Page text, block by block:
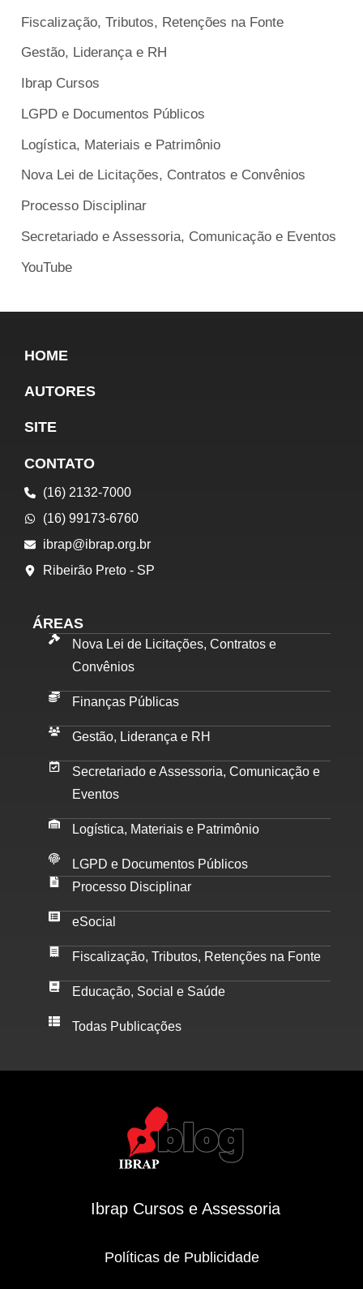
Fiscalização, Tributos, Retenções na Fonte
Gestão, Liderança e RH
Ibrap Cursos
LGPD e Documentos Públicos
Logística, Materiais e Patrimônio
Nova Lei de Licitações, Contratos e Convênios
Processo Disciplinar
Secretariado e Assessoria, Comunicação e Eventos
YouTube
HOME
AUTORES
SITE
CONTATO
(16) 2132-7000
(16) 99173-6760
ibrap@ibrap.org.br
Ribeirão Preto - SP
ÁREAS
Nova Lei de Licitações, Contratos e
Convênios
Finanças Públicas
Gestão, Liderança e RH
Secretariado e Assessoria, Comunicação e
Eventos
Logística, Materiais e Patrimônio
LGPD e Documentos Públicos
Processo Disciplinar
eSocial
Fiscalização, Tributos, Retenções na Fonte
Educação, Social e Saúde
Todas Publicações
Ibrap Cursos e Assessoria
Políticas de Publicidade